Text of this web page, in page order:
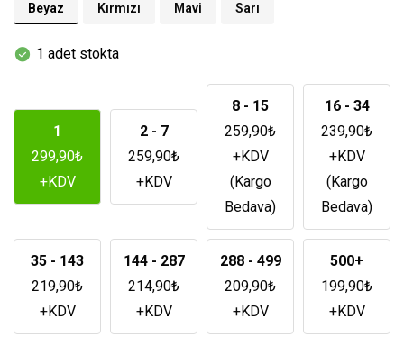
Beyaz Kırmızı Mavi Sarı
1 adet stokta
1
299,90₺
+KDV
2 - 7
259,90₺
+KDV
8 - 15
259,90₺
+KDV
(Kargo
Bedava)
16 - 34
239,90₺
+KDV
(Kargo
Bedava)
35 - 143
219,90₺
+KDV
144 - 287
214,90₺
+KDV
288 - 499
209,90₺
+KDV
500+
199,90₺
+KDV